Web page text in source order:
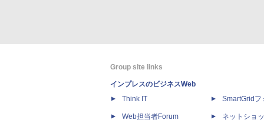
Group site links
インプレスのビジネスWeb
Think IT
Web担当者Forum
SmartGridフ
ネットショ